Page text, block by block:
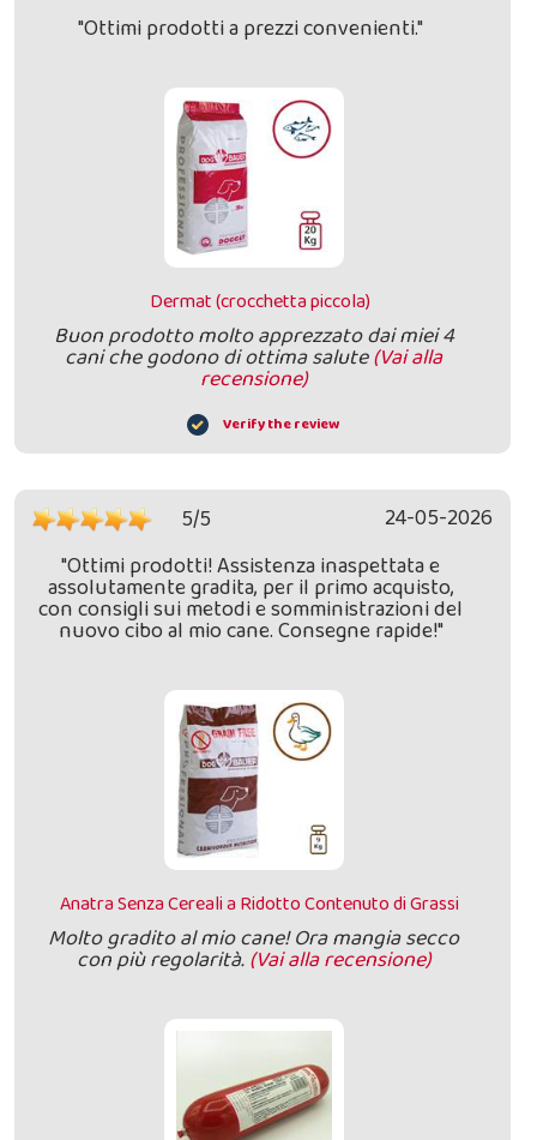
"Ottimi prodotti a prezzi convenienti."
Dermat (crocchetta piccola)
Buon prodotto molto apprezzato dai miei 4
cani che godono di ottima salute(Vai alla
recensione)
Verify the review
5/5
24-05-2026
"Ottimi prodotti! Assistenza inaspettata e
assolutamente gradita, per il primo acquisto,
con consigli sui metodi e somministrazioni del
nuovo cibo al mio cane. Consegne rapide!"
Anatra Senza Cereali a Ridotto Contenuto di Grassi
Molto gradito al mio cane! Ora mangia secco
con più regolarità.(Vai alla recensione)